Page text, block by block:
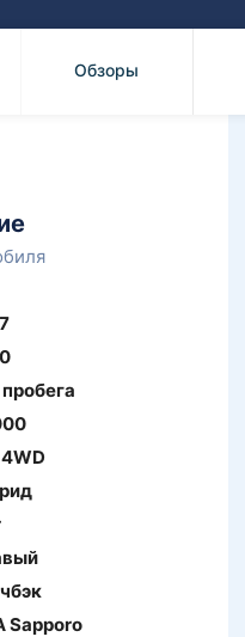
Обзоры
Sapporo